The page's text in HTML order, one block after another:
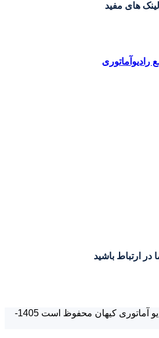
لینک های مفید
رادیوآماتوری
در ارتباط باشید
تمامی حقوق برای خانه رادیو آماتوری کیهان محفوظ است 1405-